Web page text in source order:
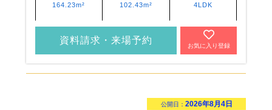
164.23m²
102.43m²
4LDK
資料請求・来場予約
お気に入り登録
公開日： 2026年8月4日